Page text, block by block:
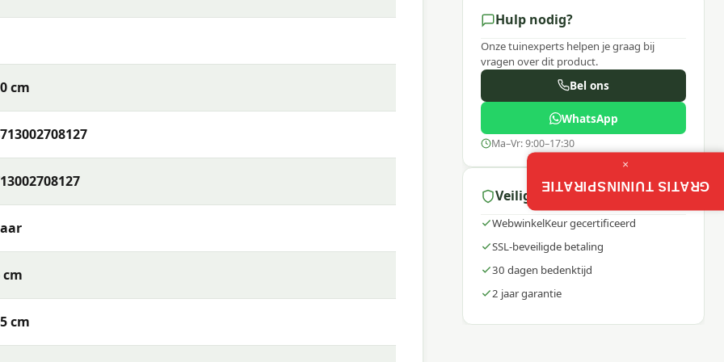
cm
cm
cm
Hulp nodig?
Onze tuinexperts helpen je graag bij
vragen over dit product.
Bel ons
WhatsApp
Ma–Vr: 9:00–17:30
Veilig winkelen
WebwinkelKeur gecertificeerd
SSL-beveiligde betaling
30 dagen bedenktijd
2 jaar garantie
GRATIS TUININSPIRATIE
×